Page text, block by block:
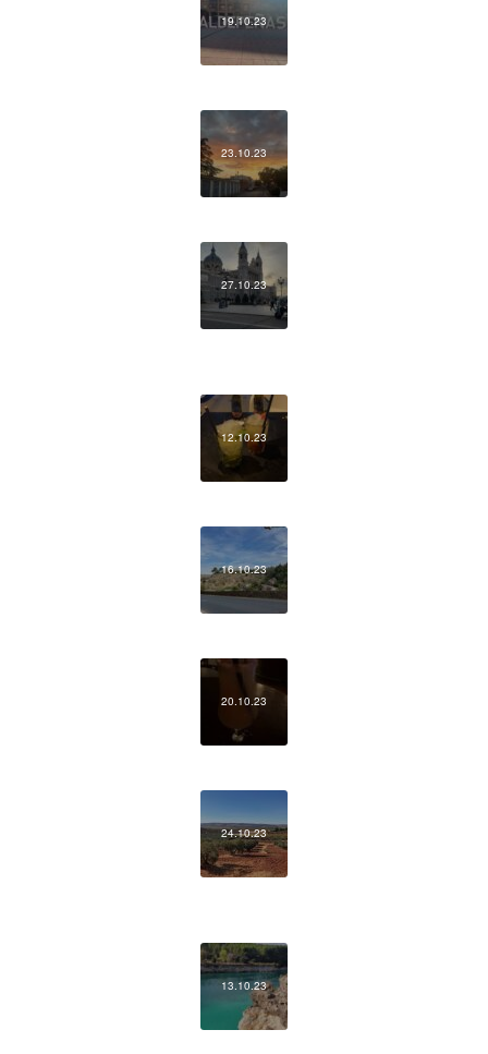
19.10.23
23.10.23
27.10.23
12.10.23
16.10.23
20.10.23
24.10.23
13.10.23